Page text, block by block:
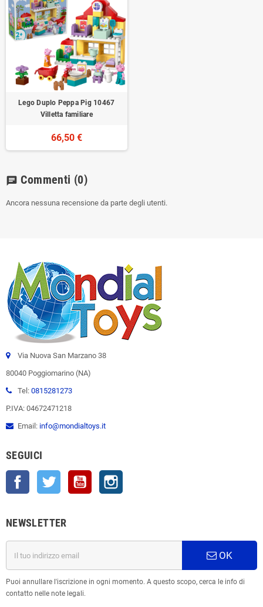
Lego Duplo Peppa Pig 10467
Villetta familiare
66,50 €
chat Commenti (0)
Ancora nessuna recensione da parte degli utenti.
Via Nuova San Marzano 38
80040 Poggiomarino (NA)
Tel: 0815281273
P.IVA: 04672471218
Email: info@mondialtoys.it
SEGUICI
Facebook Twitter YouTube
NEWSLETTER
OK
Puoi annullare l'iscrizione in ogni momento. A questo scopo, cerca le info di
contatto nelle note legali.